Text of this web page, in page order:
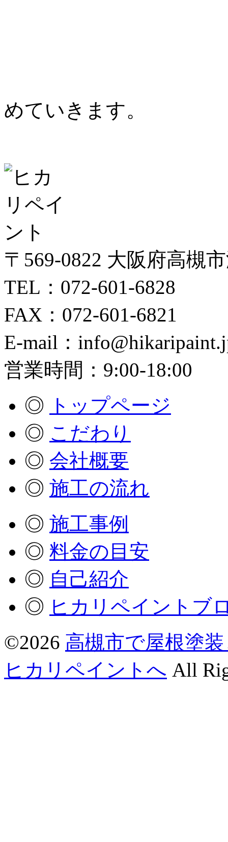
めていきます。
〒569-0822 大阪府高槻
TEL：072-601-6828
FAX：072-601-6821
E-mail：
営業時間：9:00-18:00
◎
トップページ
◎ こだわり
◎ 会社概要
◎ 施工の流れ
◎ 施工事例
◎ 料金の目安
◎ 自己紹介
◎ ヒカリペイントブ
©2026 高槻市で屋根塗
ヒカリペイントへ All